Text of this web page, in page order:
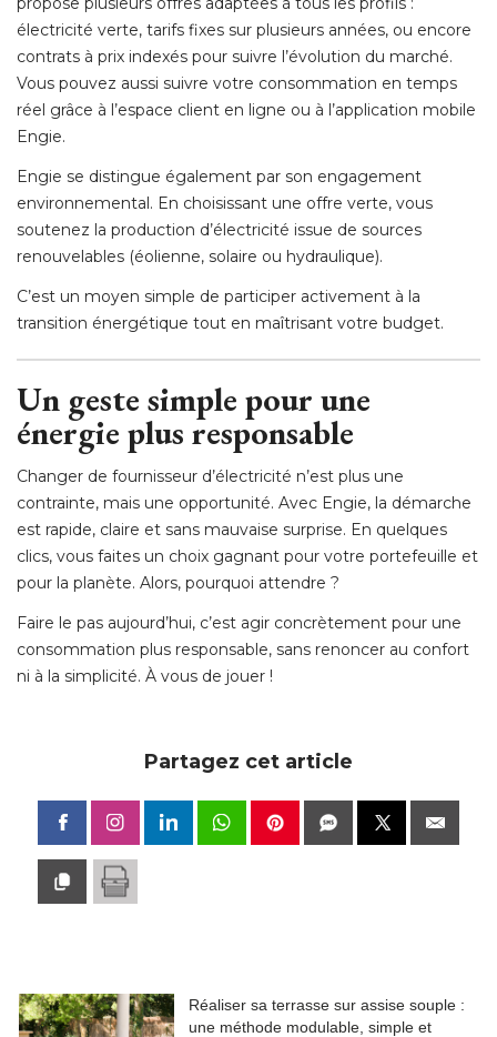
électricité verte, tarifs fixes sur plusieurs années, ou encore
contrats à prix indexés pour suivre l’évolution du marché.
Vous pouvez aussi suivre votre consommation en temps
réel grâce à l’espace client en ligne ou à l’application mobile
Engie.
Engie se distingue également par son engagement
environnemental. En choisissant une offre verte, vous
soutenez la production d’électricité issue de sources
renouvelables (éolienne, solaire ou hydraulique).
C’est un moyen simple de participer activement à la
transition énergétique tout en maîtrisant votre budget.
Un geste simple pour une
énergie plus responsable
Changer de fournisseur d’électricité n’est plus une
contrainte, mais une opportunité. Avec Engie, la démarche
est rapide, claire et sans mauvaise surprise. En quelques
clics, vous faites un choix gagnant pour votre portefeuille et
pour la planète. Alors, pourquoi attendre ?
Faire le pas aujourd’hui, c’est agir concrètement pour une
consommation plus responsable, sans renoncer au confort
ni à la simplicité. À vous de jouer !
Partagez cet article
Réaliser sa terrasse sur assise souple :
une méthode modulable, simple et